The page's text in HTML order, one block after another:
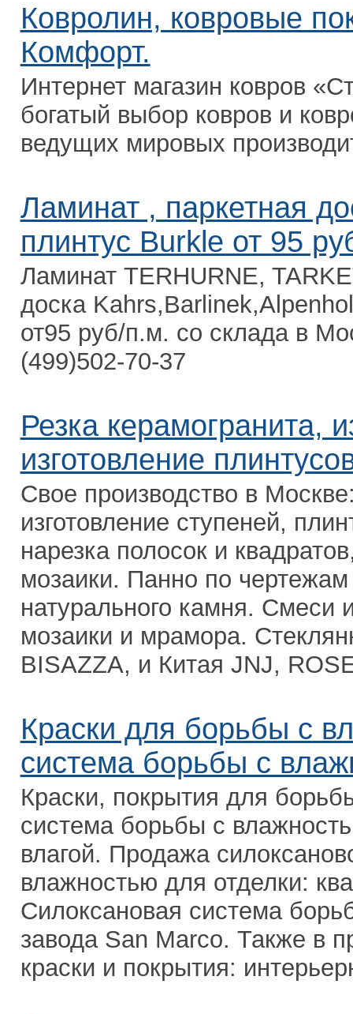
Ковролин, ковровые
Комфорт.
Интернет магазин ковров
богатый выбор ковров и
ведущих мировых
Ламинат , паркетная
плинтус Burkle от 95
Ламинат TERHURNE,
доска
от95 руб/п.м. со склада в
(499)502-70-37
Резка керамогранита,
изготовление
Свое производство в
изготовление ступеней,
нарезка полосок и
мозаики. Панно по чертежам
натурального камня. Смеси
мозаики и мрамора.
BISAZZA, и Китая JNJ,
Краски для борьбы с
система борьбы с
Краски, покрытия для
система борьбы с
влагой. Продажа
влажностью для отделки:
Силоксановая система
завода San Marco. Также в
краски и покрытия: